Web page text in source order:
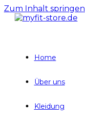
Zum Inhalt springen
Home
Über uns
Kleidung